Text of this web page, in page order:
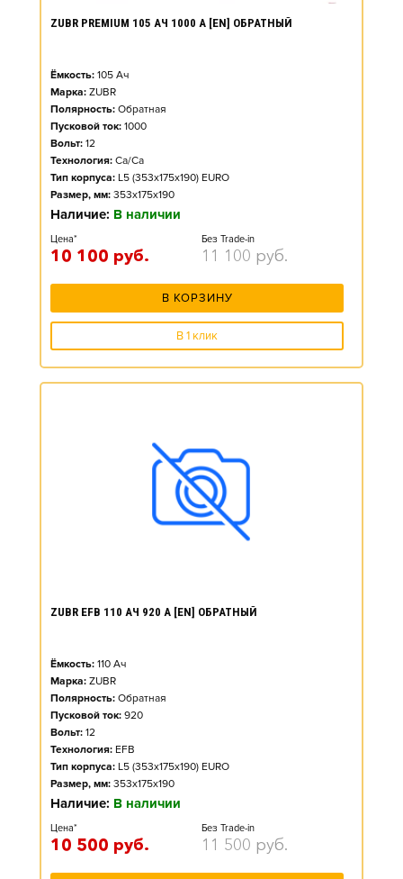
ZUBR PREMIUM 105 АЧ 1000 А [EN] ОБРАТНЫЙ
Ёмкость: 105 Ач
Марка: ZUBR
Полярность: Обратная
Пусковой ток: 1000
Вольт: 12
Технология: Ca/Ca
Тип корпуса: L5 (353x175x190) EURO
Размер, мм: 353x175x190
Наличие: В наличии
Цена*
10 100 руб.
Без Trade-in
11 100 руб.
В КОРЗИНУ
В 1 клик
ZUBR EFB 110 АЧ 920 А [EN] ОБРАТНЫЙ
Ёмкость: 110 Ач
Марка: ZUBR
Полярность: Обратная
Пусковой ток: 920
Вольт: 12
Технология: EFB
Тип корпуса: L5 (353x175x190) EURO
Размер, мм: 353x175x190
Наличие: В наличии
Цена*
10 500 руб.
Без Trade-in
11 500 руб.